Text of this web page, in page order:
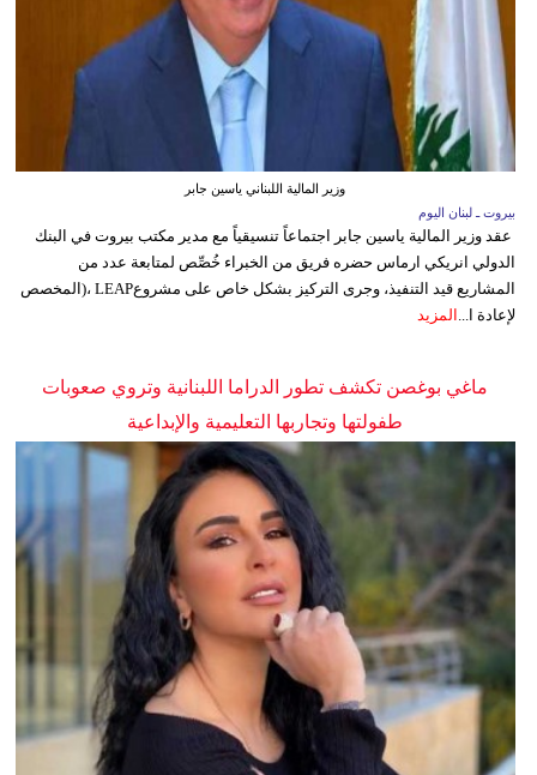
وزير المالية اللبناني ياسين جابر
بيروت ـ لبنان اليوم
عقد وزير المالية ياسين جابر اجتماعاً تنسيقياً مع مدير مكتب بيروت في البنك
الدولي انريكي ارماس حضره فريق من الخبراء خُصِّص لمتابعة عدد من
المشاريع قيد التنفيذ، وجرى التركيز بشكل خاص على مشروعLEAP ،(المخصص
لإعادة ا... المزيد
ماغي بوغصن تكشف تطور الدراما اللبنانية وتروي صعوبات
طفولتها وتجاربها التعليمية والإبداعية